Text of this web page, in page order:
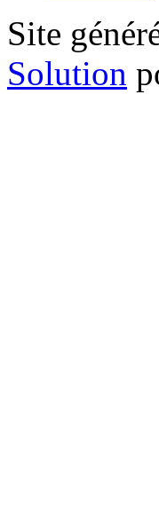
Site
Solution